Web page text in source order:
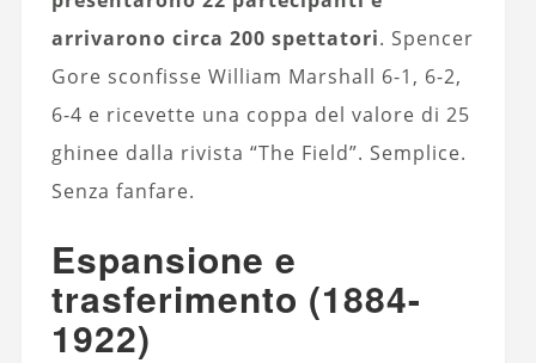
arrivarono circa 200 spettatori. Spencer
Gore sconfisse William Marshall 6-1, 6-2,
6-4 e ricevette una coppa del valore di 25
ghinee dalla rivista “The Field”. Semplice.
Senza fanfare.
Espansione e
trasferimento (1884-
1922)